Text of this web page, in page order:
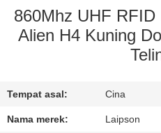
KONTROL
HUBUNGI
KAMI
860Mhz UHF
Alien H4 Kuning
Tempat asal: Cina
Nama merek: Laipson